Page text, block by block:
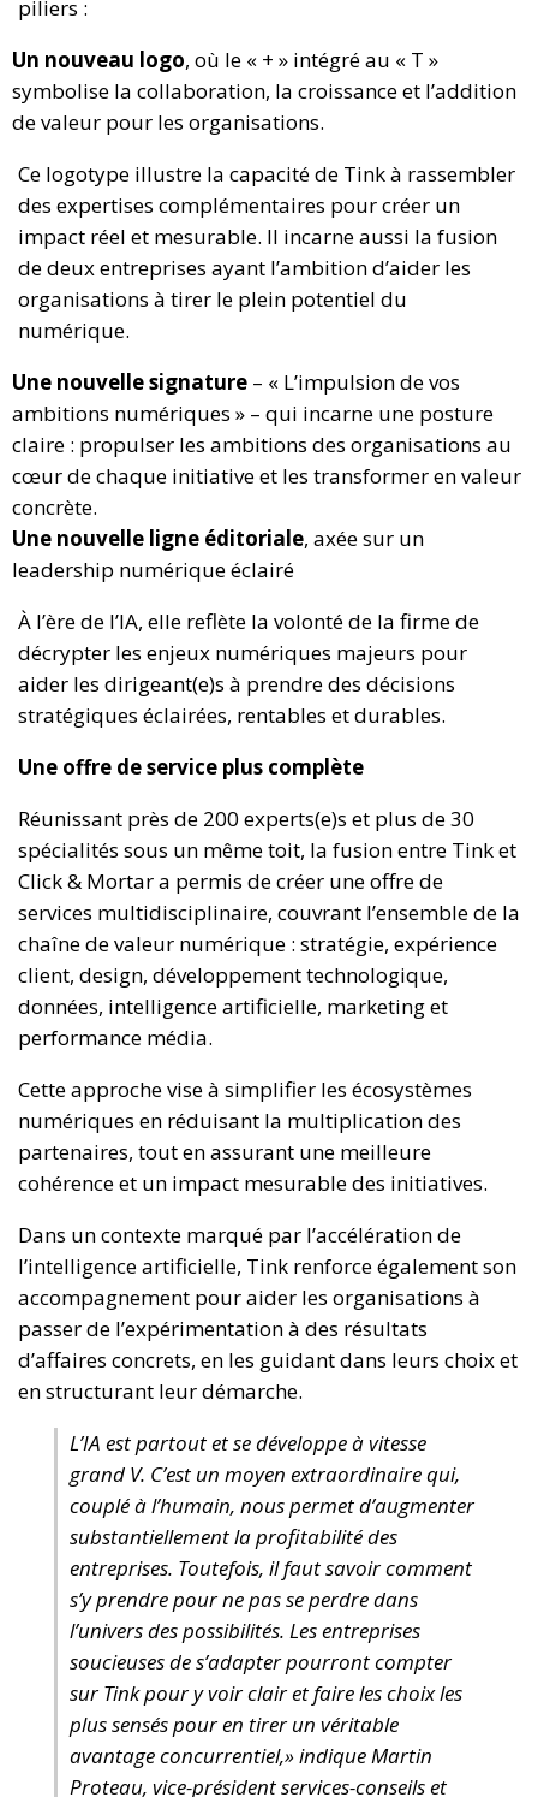
piliers :
Un nouveau logo, où le « + » intégré au « T »
symbolise la collaboration, la croissance et l’addition
de valeur pour les organisations.
Ce logotype illustre la capacité de Tink à rassembler
des expertises complémentaires pour créer un
impact réel et mesurable. Il incarne aussi la fusion
de deux entreprises ayant l’ambition d’aider les
organisations à tirer le plein potentiel du
numérique.
Une nouvelle signature – « L’impulsion de vos
ambitions numériques » – qui incarne une posture
claire : propulser les ambitions des organisations au
cœur de chaque initiative et les transformer en valeur
concrète.
Une nouvelle ligne éditoriale, axée sur un
leadership numérique éclairé
À l’ère de l’IA, elle reflète la volonté de la firme de
décrypter les enjeux numériques majeurs pour
aider les dirigeant(e)s à prendre des décisions
stratégiques éclairées, rentables et durables.
Une offre de service plus complète
Réunissant près de 200 experts(e)s et plus de 30
spécialités sous un même toit, la fusion entre Tink et
Click & Mortar a permis de créer une offre de
services multidisciplinaire, couvrant l’ensemble de la
chaîne de valeur numérique : stratégie, expérience
client, design, développement technologique,
données, intelligence artificielle, marketing et
performance média.
Cette approche vise à simplifier les écosystèmes
numériques en réduisant la multiplication des
partenaires, tout en assurant une meilleure
cohérence et un impact mesurable des initiatives.
Dans un contexte marqué par l’accélération de
l’intelligence artificielle, Tink renforce également son
accompagnement pour aider les organisations à
passer de l’expérimentation à des résultats
d’affaires concrets, en les guidant dans leurs choix et
en structurant leur démarche.
L’IA est partout et se développe à vitesse
grand V. C’est un moyen extraordinaire qui,
couplé à l’humain, nous permet d’augmenter
substantiellement la profitabilité des
entreprises. Toutefois, il faut savoir comment
s’y prendre pour ne pas se perdre dans
l’univers des possibilités. Les entreprises
soucieuses de s’adapter pourront compter
sur Tink pour y voir clair et faire les choix les
plus sensés pour en tirer un véritable
avantage concurrentiel,» indique Martin
Proteau, vice-président services-conseils et